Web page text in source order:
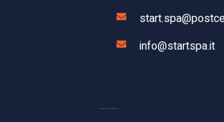
info@startspa.it